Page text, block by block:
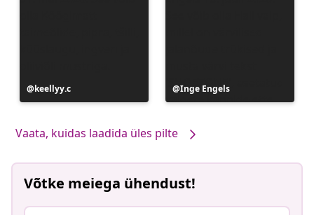
Postitus
avaldatud
keellyy.c
Postitus
avaldatud
Inge Engels
Vaata, kuidas laadida üles pilte
Võtke meiega ühendust!